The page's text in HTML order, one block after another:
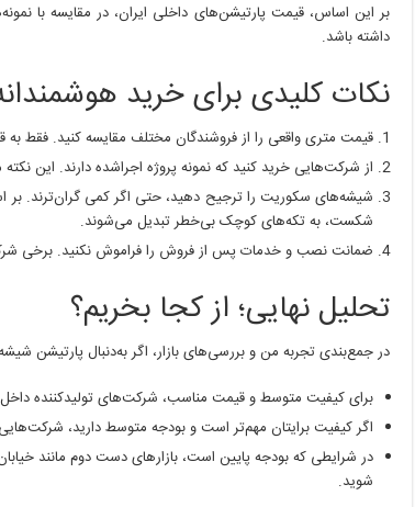
بر این اساس، قیمت پارتیشن‌های داخلی ایران، در مقایسه با
داشته باشد.
نکات کلیدی برای خرید
قیمت متری واقعی را از فروشندگان مختلف مقایسه کنید. فقط
از شرکت‌هایی خرید کنید که نمونه پروژه اجراشده دارند. این
شکست، به تکه‌های کوچک بی‌خطر تبدیل می‌شوند.
ضمانت نصب و خدمات پس از فروش را فراموش نکنید. برخی
تحلیل نهایی؛ از کجا بخریم؟
در جمع‌بندی تجربه من و بررسی‌های بازار، اگر به‌دنبال پارتیشن
برای کیفیت متوسط و قیمت مناسب، شرکت‌های تولیدکننده
اگر کیفیت برایتان مهم‌تر است و بودجه متوسط دارید،
در شرایطی که بودجه پایین است، بازارهای دست دوم مانند
شوید.